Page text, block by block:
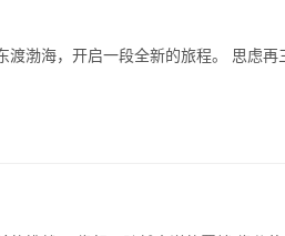
渤海，开启一段全新的旅程。 思虑再